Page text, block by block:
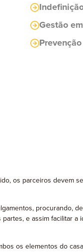
Gestão
os parceiros devem
procurando,
e assim
os elementos do